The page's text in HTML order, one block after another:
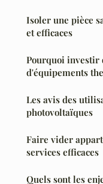
Isoler une pièce
et efficaces
Pourquoi investir
d'équipements
Les avis des
photovoltaïques
Faire vider
services efficaces
Quels sont les